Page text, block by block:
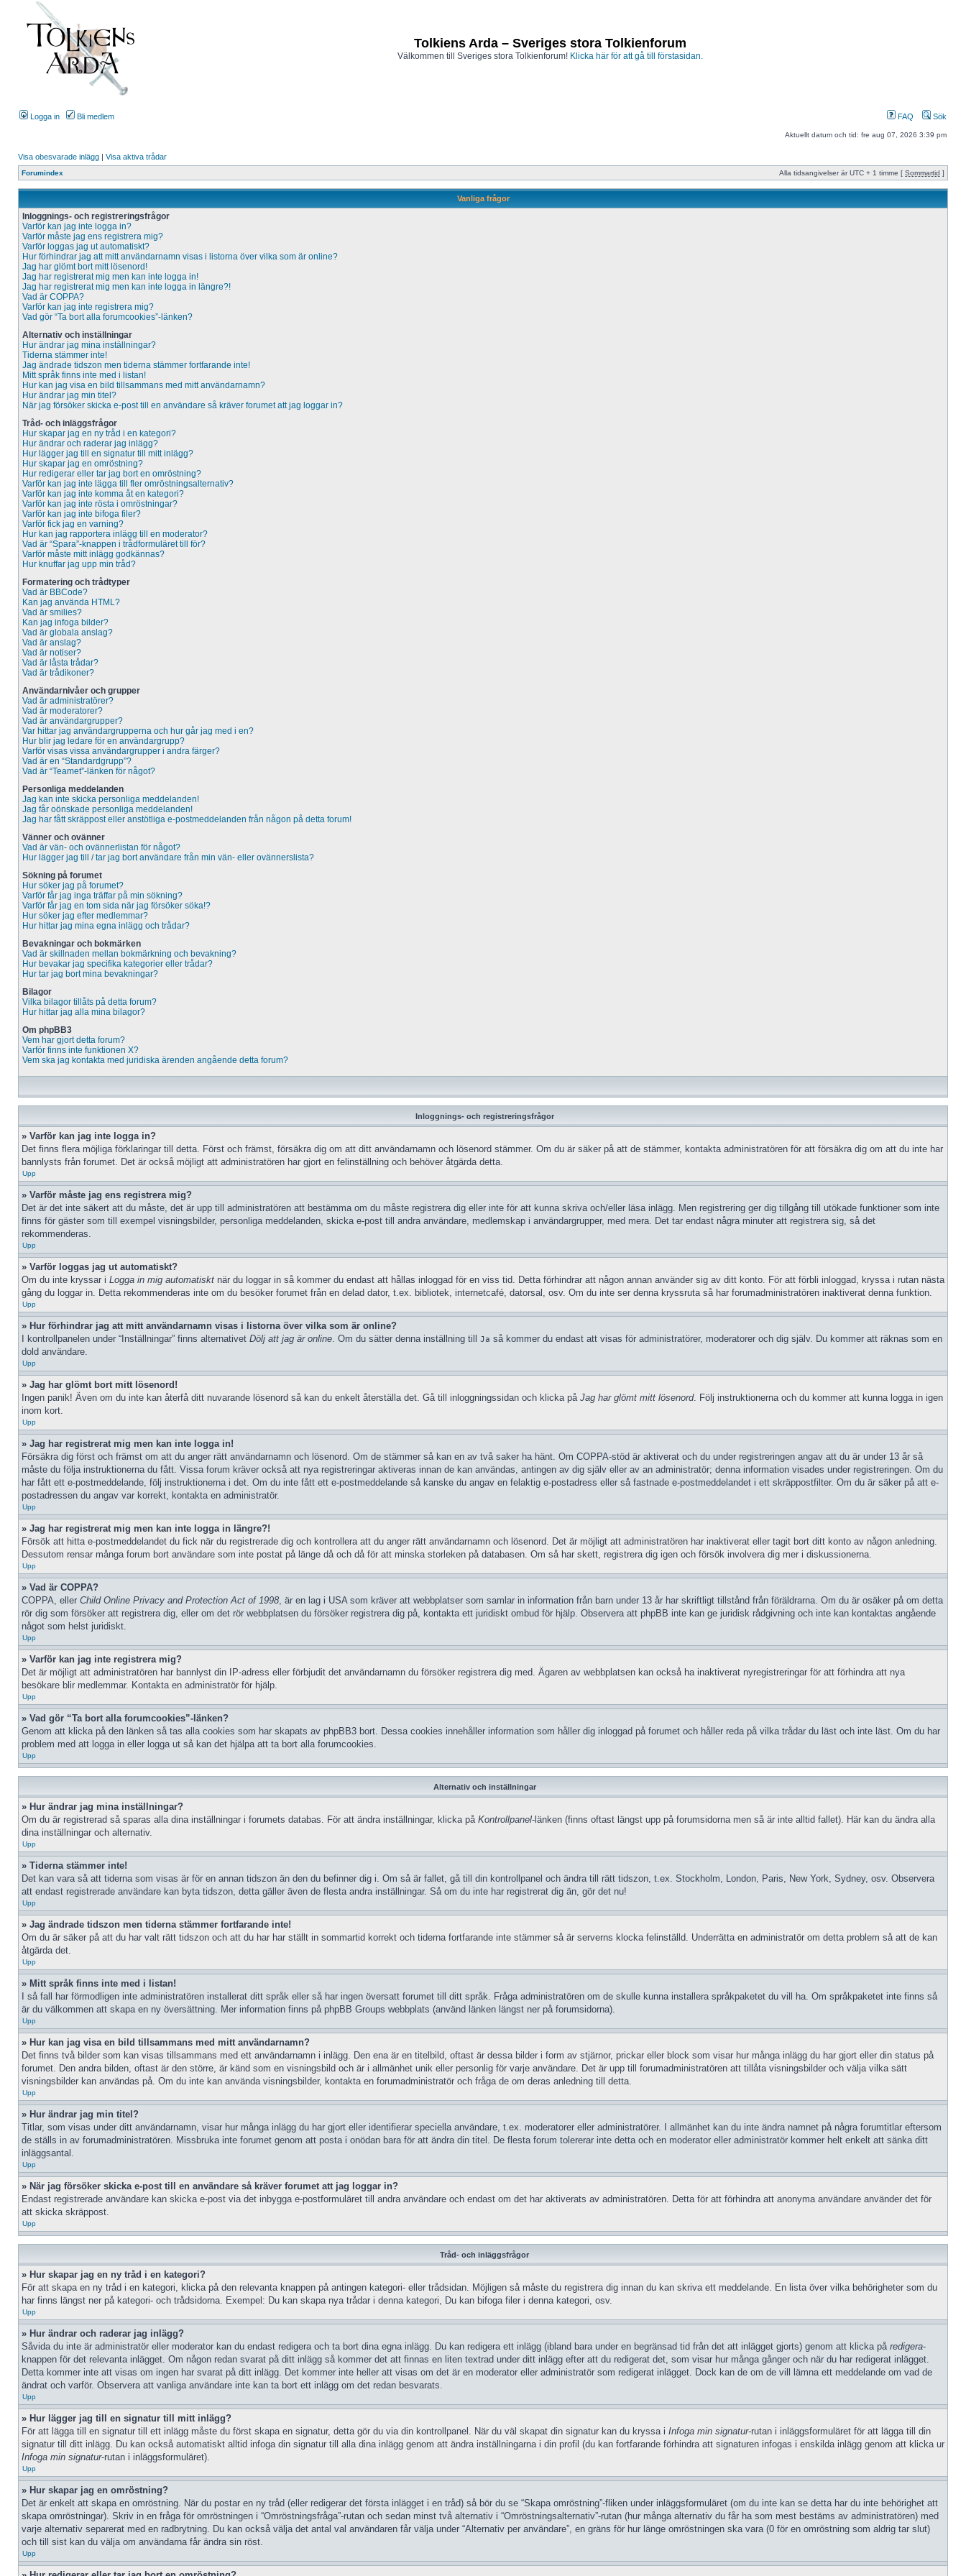
Tolkiens Arda – Sveriges stora Tolkienforum
Välkommen till Sveriges stora Tolkienforum! Klicka här för att gå till förstasidan.
Logga in Bli medlem FAQ Sök
Aktuellt datum och tid: fre aug 07, 2026 3:39 pm
Visa obesvarade inlägg | Visa aktiva trådar
Forumindex Alla tidsangivelser är UTC + 1 timme [ Sommartid ]
Vanliga frågor
Inloggnings- och registreringsfrågor
Varför kan jag inte logga in?
Varför måste jag ens registrera mig?
Varför loggas jag ut automatiskt?
Hur förhindrar jag att mitt användarnamn visas i listorna över vilka som är online?
Jag har glömt bort mitt lösenord!
Jag har registrerat mig men kan inte logga in!
Jag har registrerat mig men kan inte logga in längre?!
Vad är COPPA?
Varför kan jag inte registrera mig?
Vad gör “Ta bort alla forumcookies”-länken?
Alternativ och inställningar
Hur ändrar jag mina inställningar?
Tiderna stämmer inte!
Jag ändrade tidszon men tiderna stämmer fortfarande inte!
Mitt språk finns inte med i listan!
Hur kan jag visa en bild tillsammans med mitt användarnamn?
Hur ändrar jag min titel?
När jag försöker skicka e-post till en användare så kräver forumet att jag loggar in?
Tråd- och inläggsfrågor
Hur skapar jag en ny tråd i en kategori?
Hur ändrar och raderar jag inlägg?
Hur lägger jag till en signatur till mitt inlägg?
Hur skapar jag en omröstning?
Hur redigerar eller tar jag bort en omröstning?
Varför kan jag inte lägga till fler omröstningsalternativ?
Varför kan jag inte komma åt en kategori?
Varför kan jag inte rösta i omröstningar?
Varför kan jag inte bifoga filer?
Varför fick jag en varning?
Hur kan jag rapportera inlägg till en moderator?
Vad är “Spara”-knappen i trådformuläret till för?
Varför måste mitt inlägg godkännas?
Hur knuffar jag upp min tråd?
Formatering och trådtyper
Vad är BBCode?
Kan jag använda HTML?
Vad är smilies?
Kan jag infoga bilder?
Vad är globala anslag?
Vad är anslag?
Vad är notiser?
Vad är låsta trådar?
Vad är trådikoner?
Användarnivåer och grupper
Vad är administratörer?
Vad är moderatorer?
Vad är användargrupper?
Var hittar jag användargrupperna och hur går jag med i en?
Hur blir jag ledare för en användargrupp?
Varför visas vissa användargrupper i andra färger?
Vad är en “Standardgrupp”?
Vad är “Teamet”-länken för något?
Personliga meddelanden
Jag kan inte skicka personliga meddelanden!
Jag får oönskade personliga meddelanden!
Jag har fått skräppost eller anstötliga e-postmeddelanden från någon på detta forum!
Vänner och ovänner
Vad är vän- och ovännerlistan för något?
Hur lägger jag till / tar jag bort användare från min vän- eller ovännerslista?
Sökning på forumet
Hur söker jag på forumet?
Varför får jag inga träffar på min sökning?
Varför får jag en tom sida när jag försöker söka!?
Hur söker jag efter medlemmar?
Hur hittar jag mina egna inlägg och trådar?
Bevakningar och bokmärken
Vad är skillnaden mellan bokmärkning och bevakning?
Hur bevakar jag specifika kategorier eller trådar?
Hur tar jag bort mina bevakningar?
Bilagor
Vilka bilagor tillåts på detta forum?
Hur hittar jag alla mina bilagor?
Om phpBB3
Vem har gjort detta forum?
Varför finns inte funktionen X?
Vem ska jag kontakta med juridiska ärenden angående detta forum?
Inloggnings- och registreringsfrågor
» Varför kan jag inte logga in?
Det finns flera möjliga förklaringar till detta. Först och främst, försäkra dig om att ditt användarnamn och lösenord stämmer. Om du är säker på att de stämmer, kontakta administratören för att försäkra dig om att du inte har
bannlysts från forumet. Det är också möjligt att administratören har gjort en felinställning och behöver åtgärda detta.
Upp
» Varför måste jag ens registrera mig?
Det är det inte säkert att du måste, det är upp till administratören att bestämma om du måste registrera dig eller inte för att kunna skriva och/eller läsa inlägg. Men registrering ger dig tillgång till utökade funktioner som inte
finns för gäster som till exempel visningsbilder, personliga meddelanden, skicka e-post till andra användare, medlemskap i användargrupper, med mera. Det tar endast några minuter att registrera sig, så det
rekommenderas.
Upp
» Varför loggas jag ut automatiskt?
Om du inte kryssar i Logga in mig automatiskt när du loggar in så kommer du endast att hållas inloggad för en viss tid. Detta förhindrar att någon annan använder sig av ditt konto. För att förbli inloggad, kryssa i rutan nästa
gång du loggar in. Detta rekommenderas inte om du besöker forumet från en delad dator, t.ex. bibliotek, internetcafé, datorsal, osv. Om du inte ser denna kryssruta så har forumadministratören inaktiverat denna funktion.
Upp
» Hur förhindrar jag att mitt användarnamn visas i listorna över vilka som är online?
I kontrollpanelen under “Inställningar” finns alternativet Dölj att jag är online. Om du sätter denna inställning till Ja så kommer du endast att visas för administratörer, moderatorer och dig själv. Du kommer att räknas som en
dold användare.
Upp
» Jag har glömt bort mitt lösenord!
Ingen panik! Även om du inte kan återfå ditt nuvarande lösenord så kan du enkelt återställa det. Gå till inloggningssidan och klicka på Jag har glömt mitt lösenord. Följ instruktionerna och du kommer att kunna logga in igen
inom kort.
Upp
» Jag har registrerat mig men kan inte logga in!
Försäkra dig först och främst om att du anger rätt användarnamn och lösenord. Om de stämmer så kan en av två saker ha hänt. Om COPPA-stöd är aktiverat och du under registreringen angav att du är under 13 år så
måste du följa instruktionerna du fått. Vissa forum kräver också att nya registreringar aktiveras innan de kan användas, antingen av dig själv eller av an administratör; denna information visades under registreringen. Om du
har fått ett e-postmeddelande, följ instruktionerna i det. Om du inte fått ett e-postmeddelande så kanske du angav en felaktig e-postadress eller så fastnade e-postmeddelandet i ett skräppostfilter. Om du är säker på att e-
postadressen du angav var korrekt, kontakta en administratör.
Upp
» Jag har registrerat mig men kan inte logga in längre?!
Försök att hitta e-postmeddelandet du fick när du registrerade dig och kontrollera att du anger rätt användarnamn och lösenord. Det är möjligt att administratören har inaktiverat eller tagit bort ditt konto av någon anledning.
Dessutom rensar många forum bort användare som inte postat på länge då och då för att minska storleken på databasen. Om så har skett, registrera dig igen och försök involvera dig mer i diskussionerna.
Upp
» Vad är COPPA?
COPPA, eller Child Online Privacy and Protection Act of 1998, är en lag i USA som kräver att webbplatser som samlar in information från barn under 13 år har skriftligt tillstånd från föräldrarna. Om du är osäker på om detta
rör dig som försöker att registrera dig, eller om det rör webbplatsen du försöker registrera dig på, kontakta ett juridiskt ombud för hjälp. Observera att phpBB inte kan ge juridisk rådgivning och inte kan kontaktas angående
något som helst juridiskt.
Upp
» Varför kan jag inte registrera mig?
Det är möjligt att administratören har bannlyst din IP-adress eller förbjudit det användarnamn du försöker registrera dig med. Ägaren av webbplatsen kan också ha inaktiverat nyregistreringar för att förhindra att nya
besökare blir medlemmar. Kontakta en administratör för hjälp.
Upp
» Vad gör “Ta bort alla forumcookies”-länken?
Genom att klicka på den länken så tas alla cookies som har skapats av phpBB3 bort. Dessa cookies innehåller information som håller dig inloggad på forumet och håller reda på vilka trådar du läst och inte läst. Om du har
problem med att logga in eller logga ut så kan det hjälpa att ta bort alla forumcookies.
Upp
Alternativ och inställningar
» Hur ändrar jag mina inställningar?
Om du är registrerad så sparas alla dina inställningar i forumets databas. För att ändra inställningar, klicka på Kontrollpanel-länken (finns oftast längst upp på forumsidorna men så är inte alltid fallet). Här kan du ändra alla
dina inställningar och alternativ.
Upp
» Tiderna stämmer inte!
Det kan vara så att tiderna som visas är för en annan tidszon än den du befinner dig i. Om så är fallet, gå till din kontrollpanel och ändra till rätt tidszon, t.ex. Stockholm, London, Paris, New York, Sydney, osv. Observera
att endast registrerade användare kan byta tidszon, detta gäller även de flesta andra inställningar. Så om du inte har registrerat dig än, gör det nu!
Upp
» Jag ändrade tidszon men tiderna stämmer fortfarande inte!
Om du är säker på att du har valt rätt tidszon och att du har har ställt in sommartid korrekt och tiderna fortfarande inte stämmer så är serverns klocka felinställd. Underrätta en administratör om detta problem så att de kan
åtgärda det.
Upp
» Mitt språk finns inte med i listan!
I så fall har förmodligen inte administratören installerat ditt språk eller så har ingen översatt forumet till ditt språk. Fråga administratören om de skulle kunna installera språkpaketet du vill ha. Om språkpaketet inte finns så
är du välkommen att skapa en ny översättning. Mer information finns på phpBB Groups webbplats (använd länken längst ner på forumsidorna).
Upp
» Hur kan jag visa en bild tillsammans med mitt användarnamn?
Det finns två bilder som kan visas tillsammans med ett användarnamn i inlägg. Den ena är en titelbild, oftast är dessa bilder i form av stjärnor, prickar eller block som visar hur många inlägg du har gjort eller din status på
forumet. Den andra bilden, oftast är den större, är känd som en visningsbild och är i allmänhet unik eller personlig för varje användare. Det är upp till forumadministratören att tillåta visningsbilder och välja vilka sätt
visningsbilder kan användas på. Om du inte kan använda visningsbilder, kontakta en forumadministratör och fråga de om deras anledning till detta.
Upp
» Hur ändrar jag min titel?
Titlar, som visas under ditt användarnamn, visar hur många inlägg du har gjort eller identifierar speciella användare, t.ex. moderatorer eller administratörer. I allmänhet kan du inte ändra namnet på några forumtitlar eftersom
de ställs in av forumadministratören. Missbruka inte forumet genom att posta i onödan bara för att ändra din titel. De flesta forum tolererar inte detta och en moderator eller administratör kommer helt enkelt att sänka ditt
inläggsantal.
Upp
» När jag försöker skicka e-post till en användare så kräver forumet att jag loggar in?
Endast registrerade användare kan skicka e-post via det inbygga e-postformuläret till andra användare och endast om det har aktiverats av administratören. Detta för att förhindra att anonyma användare använder det för
att skicka skräppost.
Upp
Tråd- och inläggsfrågor
» Hur skapar jag en ny tråd i en kategori?
För att skapa en ny tråd i en kategori, klicka på den relevanta knappen på antingen kategori- eller trådsidan. Möjligen så måste du registrera dig innan du kan skriva ett meddelande. En lista över vilka behörigheter som du
har finns längst ner på kategori- och trådsidorna. Exempel: Du kan skapa nya trådar i denna kategori, Du kan bifoga filer i denna kategori, osv.
Upp
» Hur ändrar och raderar jag inlägg?
Såvida du inte är administratör eller moderator kan du endast redigera och ta bort dina egna inlägg. Du kan redigera ett inlägg (ibland bara under en begränsad tid från det att inlägget gjorts) genom att klicka på redigera-
knappen för det relevanta inlägget. Om någon redan svarat på ditt inlägg så kommer det att finnas en liten textrad under ditt inlägg efter att du redigerat det, som visar hur många gånger och när du har redigerat inlägget.
Detta kommer inte att visas om ingen har svarat på ditt inlägg. Det kommer inte heller att visas om det är en moderator eller administratör som redigerat inlägget. Dock kan de om de vill lämna ett meddelande om vad de
ändrat och varför. Observera att vanliga användare inte kan ta bort ett inlägg om det redan besvarats.
Upp
» Hur lägger jag till en signatur till mitt inlägg?
För att lägga till en signatur till ett inlägg måste du först skapa en signatur, detta gör du via din kontrollpanel. När du väl skapat din signatur kan du kryssa i Infoga min signatur-rutan i inläggsformuläret för att lägga till din
signatur till ditt inlägg. Du kan också automatiskt alltid infoga din signatur till alla dina inlägg genom att ändra inställningarna i din profil (du kan fortfarande förhindra att signaturen infogas i enskilda inlägg genom att klicka ur
Infoga min signatur-rutan i inläggsformuläret).
Upp
» Hur skapar jag en omröstning?
Det är enkelt att skapa en omröstning. När du postar en ny tråd (eller redigerar det första inlägget i en tråd) så bör du se “Skapa omröstning”-fliken under inläggsformuläret (om du inte kan se detta har du inte behörighet att
skapa omröstningar). Skriv in en fråga för omröstningen i “Omröstningsfråga”-rutan och sedan minst två alternativ i “Omröstningsalternativ”-rutan (hur många alternativ du får ha som mest bestäms av administratören) med
varje alternativ separerat med en radbrytning. Du kan också välja det antal val användaren får välja under “Alternativ per användare”, en gräns för hur länge omröstningen ska vara (0 för en omröstning som aldrig tar slut)
och till sist kan du välja om användarna får ändra sin röst.
Upp